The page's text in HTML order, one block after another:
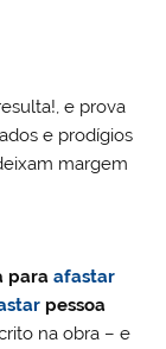
e prova
e prodígios
margem
paraafastar
pessoa
na obra – e